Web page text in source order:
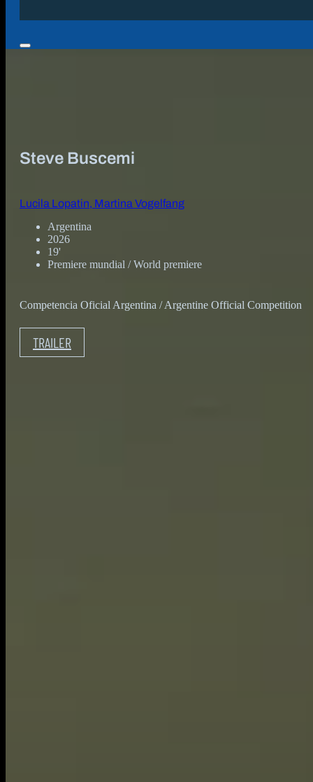
Steve Buscemi
Lucila Lopatin, Martina Vogelfang
Argentina
2026
19'
Premiere mundial / World premiere
Competencia Oficial Argentina / Argentine Official Competition
TRAILER